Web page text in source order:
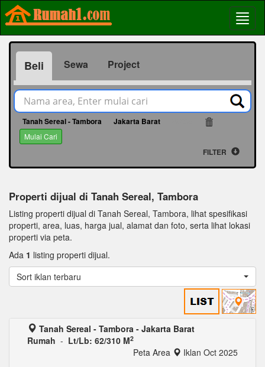
Beli Sewa Project
Tanah Sereal - Tambora Jakarta Barat
Mulai Cari
FILTER
Properti dijual di Tanah Sereal, Tambora
Listing properti dijual di Tanah Sereal, Tambora, lihat spesifikasi
properti, area, luas, harga jual, alamat dan foto, serta lihat lokasi
properti via peta.
Ada 1 listing properti dijual.
Sort iklan terbaru
Tanah Sereal - Tambora - Jakarta Barat
Rumah - Lt/Lb: 62/310 M2
Peta Area Iklan Oct 2025